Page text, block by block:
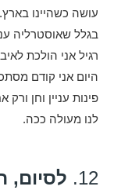
עושה כשהיינו בארץ.
בגלל שאוסטרליה
רגיל אני הולכת
היום אני קודם
פינות עניין וחן
לנו מעולה ככה.
12. לסיום,